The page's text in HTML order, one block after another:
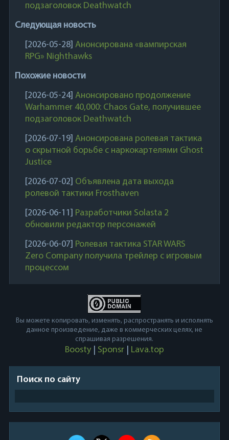
подзаголовок Deathwatch
Следующая новость
[2026-05-28] Анонсирована «вампирская
RPG» Nighthawks
Похожие новости
[2026-05-24] Анонсировано продолжение
Warhammer 40,000: Chaos Gate, получившее
подзаголовок Deathwatch
[2026-07-19] Анонсирована ролевая тактика
о скрытной борьбе с наркокартелями Ghost
Justice
[2026-07-02] Объявлена дата выхода
ролевой тактики Frosthaven
[2026-06-11] Разработчики Solasta 2
обновили редактор персонажей
[2026-06-07] Ролевая тактика STAR WARS
Zero Company получила трейлер с игровым
процессом
Вы можете копировать, изменять, распространять и исполнять
данное произведение, даже в коммерческих целях, не
спрашивая разрешения.
Boosty| Sponsr| Lava.top
Поиск по сайту